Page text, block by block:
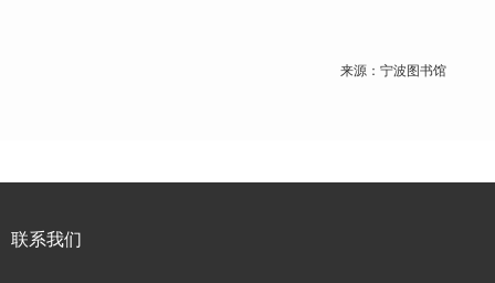
来源：宁波图书馆
联系我们